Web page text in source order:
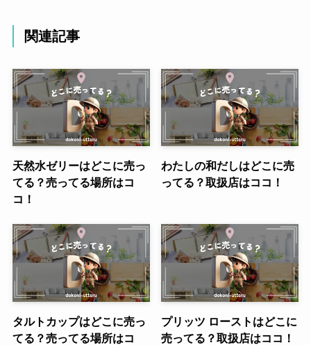
関連記事
天然水ゼリーはどこに売っ
てる？売ってる場所はコ
コ！
わたしの和だしはどこに売
ってる？取扱店はココ！
タルトカップはどこに売っ
てる？売ってる場所はコ
プリッツ ローストはどこに
売ってる？取扱店はココ！